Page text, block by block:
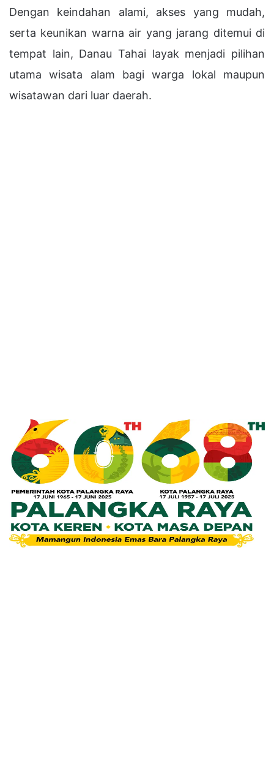
Dengan keindahan alami, akses yang mudah,
serta keunikan warna air yang jarang ditemui di
tempat lain, Danau Tahai layak menjadi pilihan
utama wisata alam bagi warga lokal maupun
wisatawan dari luar daerah.